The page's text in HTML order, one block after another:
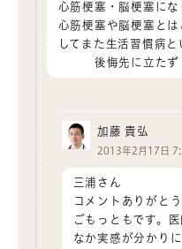
心筋梗塞・脳梗塞に
心筋梗塞や脳梗塞とは
してまた生活習慣病
後悔先に立たず
加藤 貴弘
2013年2月17日
三浦さん
コメントありがと
ごもっともです。
なか実感が分かり